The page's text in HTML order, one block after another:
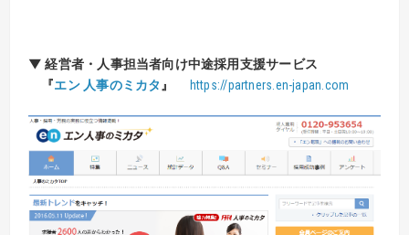
▼ 経営者・人事担当者向け中途採用支援サービス
『エン 人事のミカタ』 https://partners.en-japan.com